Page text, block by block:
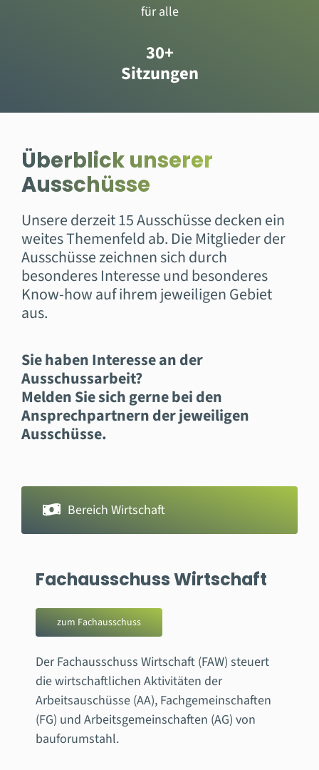
für alle
30+
Sitzungen
Überblick unserer
Ausschüsse
Unsere derzeit 15 Ausschüsse decken ein
weites Themenfeld ab. Die Mitglieder der
Ausschüsse zeichnen sich durch
besonderes Interesse und besonderes
Know-how auf ihrem jeweiligen Gebiet
aus.
Sie haben Interesse an der
Ausschussarbeit?
Melden Sie sich gerne bei den
Ansprechpartnern der jeweiligen
Ausschüsse.
Bereich Wirtschaft
Fachausschuss Wirtschaft
zum Fachausschuss
Der Fachausschuss Wirtschaft (FAW) steuert
die wirtschaftlichen Aktivitäten der
Arbeitsauschüsse (AA), Fachgemeinschaften
(FG) und Arbeitsgemeinschaften (AG) von
bauforumstahl.